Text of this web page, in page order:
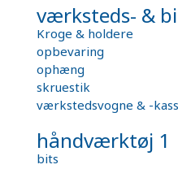
værksteds- &
Kroge & holdere
opbevaring
ophæng
skruestik
værkstedsvogne & -
håndværktøj 1
bits